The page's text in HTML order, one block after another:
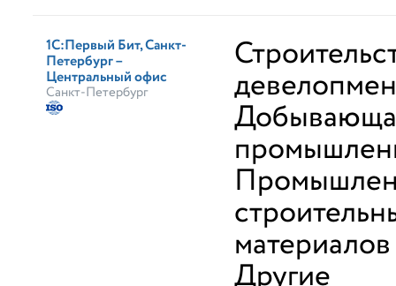
1С:Первый Бит, Санкт-
Петербург –
Центральный офис
Санкт-Петербург
материалов
Другие